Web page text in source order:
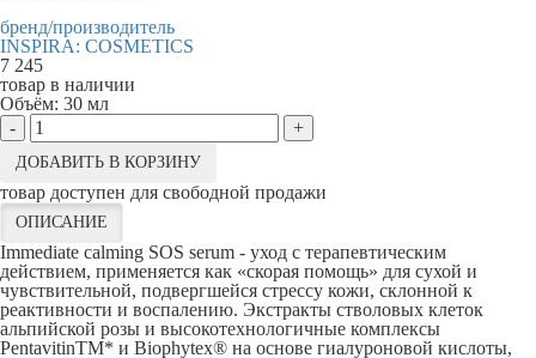
бренд/производитель
INSPIRA: COSMETICS
7 245
товар в наличии
Объём: 30 мл
-
+
ДОБАВИТЬ В КОРЗИНУ
товар доступен для свободной продажи
ОПИСАНИЕ
Immediate calming SOS serum - уход с терапевтическим
действием, применяется как «скорая помощь» для сухой и
чувствительной, подвергшейся стрессу кожи, склонной к
реактивности и воспалению. Экстракты стволовых клеток
альпийской розы и высокотехнологичные комплексы
PentavitinTM* и Biophytex® на основе гиалуроновой кислоты,